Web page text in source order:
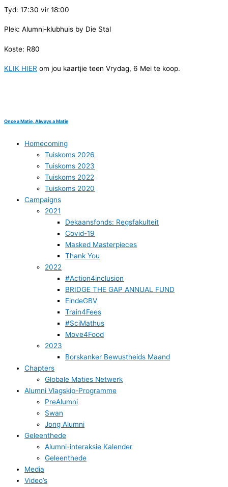
Tyd: 17:30 vir 18:00
Plek: Alumni-klubhuis by Die Stal
Koste: R80
KLIK HIER om jou kaartjie teen Vrydag, 6 Mei te koop.
Once a Matie, Always a Matie
Homecoming
Tuiskoms 2026
Tuiskoms 2023
Tuiskoms 2022
Tuiskoms 2020
Campaigns
2021
Dekaansfonds: Regsfakulteit
Covid-19
Masked Masterpieces
Thank You
2022
#Action4inclusion
BRIDGE THE GAP ANNUAL FUND
EindeGBV
Train4Fees
#SciMathus
Move4Food
2023
Borskanker Bewustheids Maand
Chapters
Globale Maties Netwerk
Alumni Vlagskip-Programme
PreAlumni
Swan
Jong Alumni
Geleenthede
Alumni-interaksie Kalender
Geleenthede
Media
Video’s